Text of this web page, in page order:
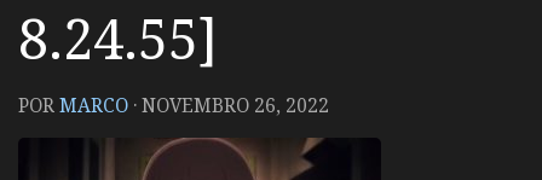
8.24.55]
PORMARCO ·NOVEMBRO 26, 2022